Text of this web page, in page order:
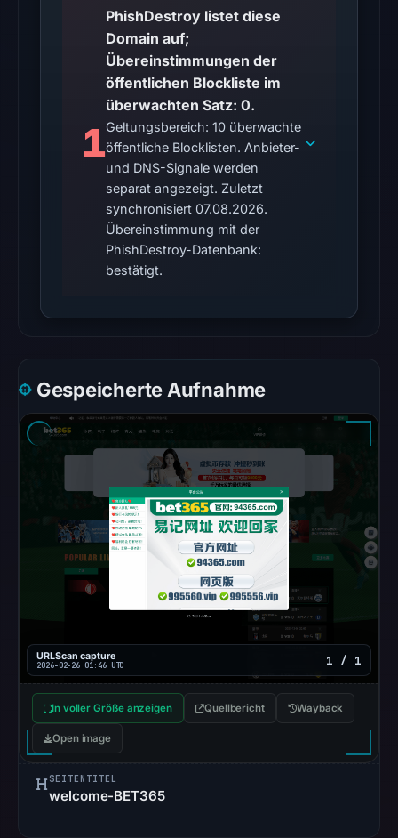
No
conclusive
timestamped
HTTP
response
is
available;
current
reachability
is
unverified.
blocklist
matches
were
recorded
in
the
snapshot
from
Aug
2026
at
UTC.
Safe
Browsing
on
1
PhishDestroy listet diese
Domain auf;
Übereinstimmungen der
öffentlichen Blockliste im
überwachten Satz: 0.
Geltungsbereich: 10 überwachte
öffentliche Blocklisten. Anbieter-
und DNS-Signale werden
separat angezeigt. Zuletzt
synchronisiert 07.08.2026.
Übereinstimmung mit der
PhishDestroy-Datenbank:
bestätigt.
Gespeicherte Aufnahme
URLScan capture
2026-02-26 01:46 UTC 1 / 1
In voller Größe anzeigen Quellbericht Wayback
Open image
SEITENTITEL
welcome-BET365